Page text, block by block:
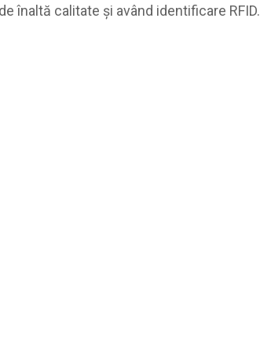
de înaltă calitate și având identificare RFID.